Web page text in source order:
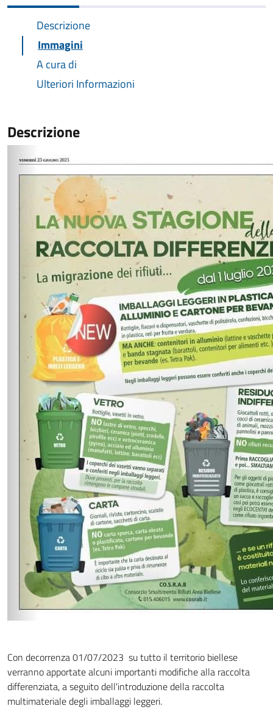
Descrizione
Immagini
A cura di
Ulteriori Informazioni
Descrizione
Con decorrenza 01/07/2023 su tutto il territorio biellese
verranno apportate alcuni importanti modifiche alla raccolta
differenziata, a seguito dell'introduzione della raccolta
multimateriale degli imballaggi leggeri.